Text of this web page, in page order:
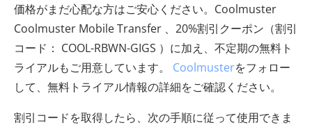
価格がまだ心配な方はご安心ください。Coolmuster
Coolmuster Mobile Transfer 、20%割引クーポン（割引
コード： COOL-RBWN-GIGS ）に加え、不定期の無料ト
ライアルもご用意しています。 Coolmusterをフォロー
して、無料トライアル情報の詳細をご確認ください。
割引コードを取得したら、次の手順に従って使用できま